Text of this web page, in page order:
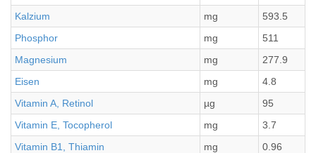
Kalzium mg
593.5
Phosphor
mg
511
Magnesium
mg
277.9
Eisen
mg
4.8
Vitamin A, Retinol
µg
95
Vitamin E, Tocopherol
mg
3.7
Vitamin B1, Thiamin
mg
0.96